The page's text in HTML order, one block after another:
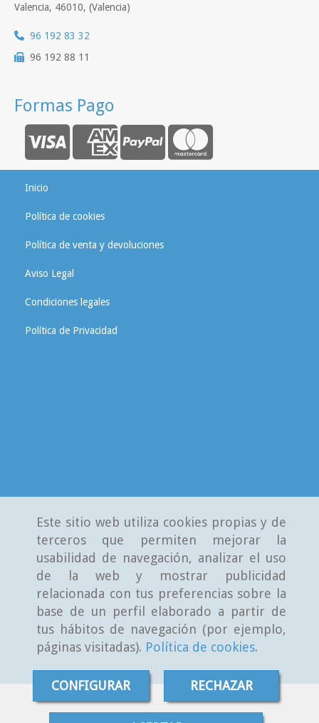
Este sitio web utiliza cookies propias y de
terceros que permiten mejorar la
usabilidad de navegación, analizar el uso
de la web y mostrar publicidad
relacionada con tus preferencias sobre la
base de un perfil elaborado a partir de
tus hábitos de navegación (por ejemplo,
páginas visitadas). Política de cookies.
CONFIGURAR RECHAZAR
Valencia, 46010, (Valencia)
96 192 83 32
96 192 88 11
Formas Pago
Inicio
Política de cookies
Política de venta y devoluciones
Aviso Legal
Condiciones legales
Política de Privacidad